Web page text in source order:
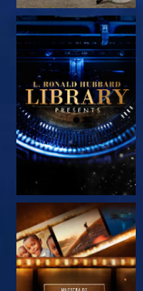
EXPLORA LAS
SERIES
EXPLORA LAS
SERIES